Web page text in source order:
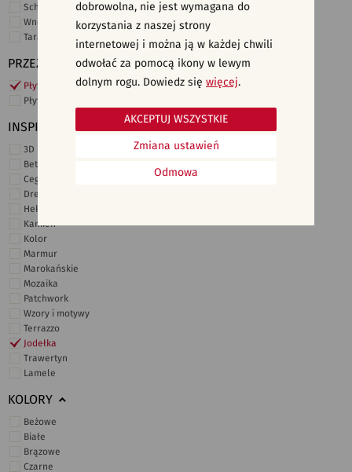
Schody
Wnętrza komercyjne
Taras i ogród
PRZEZNACZENIE
Płytki ścienne
Płytki podłogowe
INSPIRACJE
3D i struktury
Beton
Cegiełki
Drewno
Heksagonalne
Kamień
Kolor
Marmur
Marokańskie
Mozaika
Patchwork
Wzory i motywy
Terrazzo
Jodełka
Trawertyn
Lamele
KOLORY
Beżowe
Białe
Brązowe
Czarne
dobrowolna, nie jest wymagana do
korzystania z naszej strony
internetowej i można ją w każdej chwili
odwołać za pomocą ikony w lewym
dolnym rogu. Dowiedz się więcej.
Odmowa
Zmiana ustawień
AKCEPTUJ WSZYSTKIE